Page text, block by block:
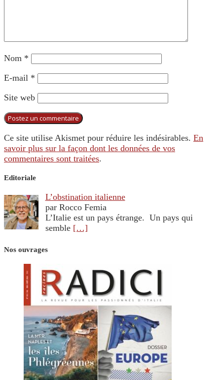
Nom *
E-mail *
Site web
Ce site utilise Akismet pour réduire les indésirables. En
savoir plus sur la façon dont les données de vos
commentaires sont traitées.
Editoriale
L’obstination italienne
par Rocco Femia
L’Italie est un pays étrange. Un pays qui
semble […]
Nos ouvrages